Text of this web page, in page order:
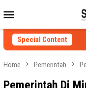
to
contentMenu
Special Content
Home Pemerintah
Pemerintah Di